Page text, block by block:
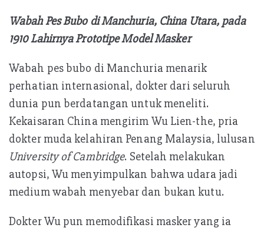
Wabah Pes Bubo di Manchuria, China Utara, pada
1910 Lahirnya Prototipe Model Masker
Wabah pes bubo di Manchuria menarik
perhatian internasional, dokter dari seluruh
dunia pun berdatangan untuk meneliti.
Kekaisaran China mengirim Wu Lien-the, pria
dokter muda kelahiran Penang Malaysia, lulusan
University of Cambridge. Setelah melakukan
autopsi, Wu menyimpulkan bahwa udara jadi
medium wabah menyebar dan bukan kutu.
Dokter Wu pun memodifikasi masker yang ia